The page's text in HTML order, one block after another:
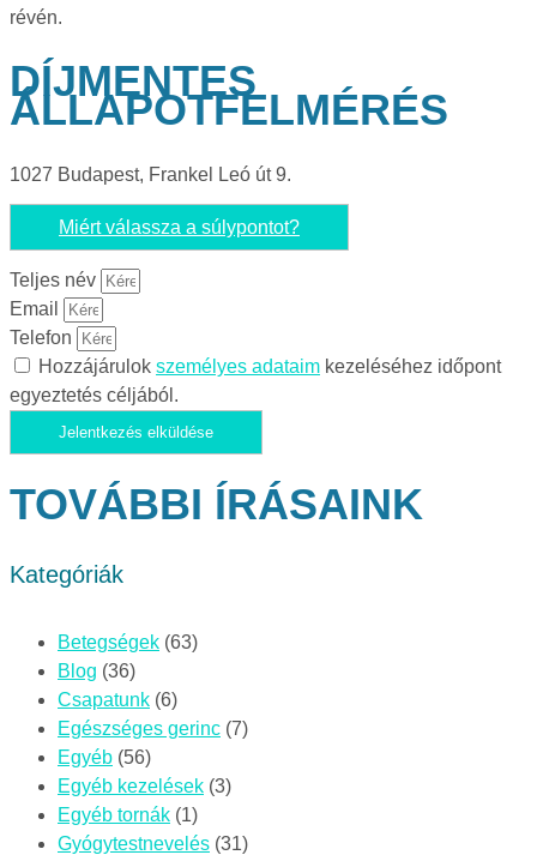
révén.
DÍJMENTES
ÁLLAPOTFELMÉRÉS
1027 Budapest, Frankel Leó út 9.
Miért válassza a súlypontot?
Teljes név
Email
Telefon
Hozzájárulok személyes adataim kezeléséhez időpont
egyeztetés céljából.
Jelentkezés elküldése
TOVÁBBI ÍRÁSAINK
Kategóriák
Betegségek (63)
Blog (36)
Csapatunk (6)
Egészséges gerinc (7)
Egyéb (56)
Egyéb kezelések (3)
Egyéb tornák (1)
Gyógytestnevelés (31)